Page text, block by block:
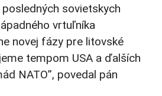
sovietskych
vrtuľníka
novej fázy pre litovské
tempom USA a ďalších
NATO”, povedal pán